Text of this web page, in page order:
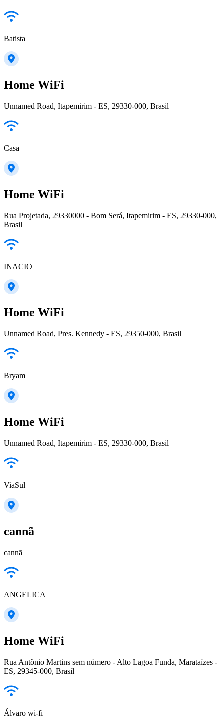
Batista
Home WiFi
Unnamed Road, Itapemirim - ES, 29330-000, Brasil
Casa
Home WiFi
Rua Projetada, 29330000 - Bom Será, Itapemirim - ES, 29330-000,
Brasil
INACIO
Home WiFi
Unnamed Road, Pres. Kennedy - ES, 29350-000, Brasil
Bryam
Home WiFi
Unnamed Road, Itapemirim - ES, 29330-000, Brasil
ViaSul
cannã
cannã
ANGELICA
Home WiFi
Rua Antônio Martins sem número - Alto Lagoa Funda, Marataízes -
ES, 29345-000, Brasil
Álvaro wi-fi